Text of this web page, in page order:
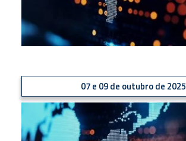
07 e 09 de outubro de 2025